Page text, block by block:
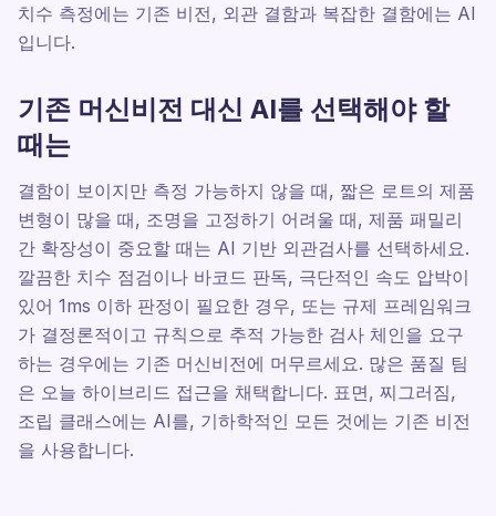
치수 측정에는 기존 비전, 외관 결함과 복잡한 결함에는 AI
입니다.
기존 머신비전 대신 AI를 선택해야 할
때는
결함이 보이지만 측정 가능하지 않을 때, 짧은 로트의 제품
변형이 많을 때, 조명을 고정하기 어려울 때, 제품 패밀리
간 확장성이 중요할 때는 AI 기반 외관검사를 선택하세요.
깔끔한 치수 점검이나 바코드 판독, 극단적인 속도 압박이
있어 1ms 이하 판정이 필요한 경우, 또는 규제 프레임워크
가 결정론적이고 규칙으로 추적 가능한 검사 체인을 요구
하는 경우에는 기존 머신비전에 머무르세요. 많은 품질 팀
은 오늘 하이브리드 접근을 채택합니다. 표면, 찌그러짐,
조립 클래스에는 AI를, 기하학적인 모든 것에는 기존 비전
을 사용합니다.